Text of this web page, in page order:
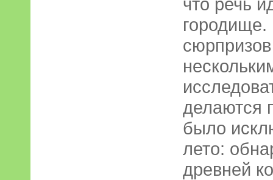
городище.
делаются
было
лето:
древней